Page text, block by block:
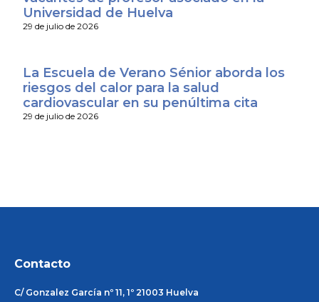
Universidad de Huelva
29 de julio de 2026
La Escuela de Verano Sénior aborda los
riesgos del calor para la salud
cardiovascular en su penúltima cita
29 de julio de 2026
Contacto
C/ Gonzalez García nº 11, 1º 21003 Huelva